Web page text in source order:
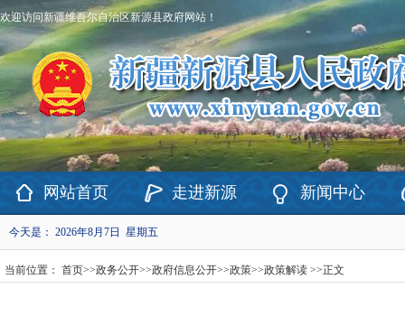
欢迎访问新疆维吾尔自治区新源县政府网站！
网站首页 走进新源 新闻中心
今天是： 2026年8月7日 星期五
当前位置： 首页>>政务公开>>政府信息公开>>政策>>政策解读 >>正文